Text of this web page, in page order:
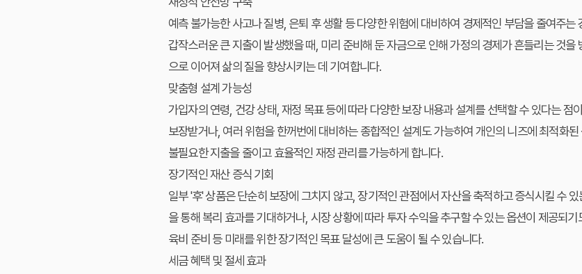
예측 불가능한 사고나 질병, 은퇴 후 생활 등 다양한 위험에 대비하여 경제적인 부담을 줄여주는
갑작스러운 큰 지출이 발생했을 때, 미리 준비해 둔 자금으로 인해 가정의 경제가 흔들리는 것을
으로 이어져 삶의 질을 향상시키는 데 기여합니다.
맞춤형 설계 가능성
가입자의 연령, 건강 상태, 재정 목표 등에 따라 다양한 보장 내용과 설계를 선택할 수 있다는 점
보장받거나, 여러 위험을 한꺼번에 대비하는 종합적인 설계도 가능하여 개인의 니즈에 최적화
불필요한 지출을 줄이고 효율적인 재정 관리를 가능하게 합니다.
장기적인 재산 증식 기회
일부 '후' 상품은 단순히 보장에 그치지 않고, 장기적인 관점에서 자산을 축적하고 증식시킬 수
을 통해 복리 효과를 기대하거나, 시장 상황에 따라 투자 수익을 추구할 수 있는 옵션이 제공되
육비 준비 등 미래를 위한 장기적인 목표 달성에 큰 도움이 될 수 있습니다.
세금 혜택 및 절세 효과